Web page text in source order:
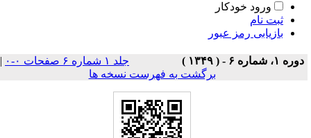
ورود خودکار
ثبت نام
بازیابی رمز عبور
دوره ۱، شماره ۶ - ( ۱۳۴۹ ) جلد ۱ شماره ۶ صفحات ۰-۰
|
برگشت به فهرست نسخه ها